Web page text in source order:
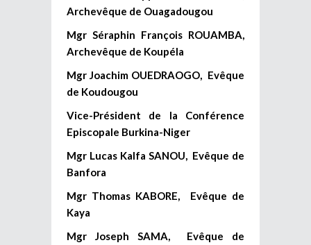
Archevêque de Ouagadougou
Mgr Séraphin François ROUAMBA,
Archevêque de Koupéla
Mgr Joachim OUEDRAOGO, Evêque
de Koudougou
Vice-Président de la Conférence
Episcopale Burkina-Niger
Mgr Lucas Kalfa SANOU, Evêque de
Banfora
Mgr Thomas KABORE, Evêque de
Kaya
Mgr Joseph SAMA, Evêque de